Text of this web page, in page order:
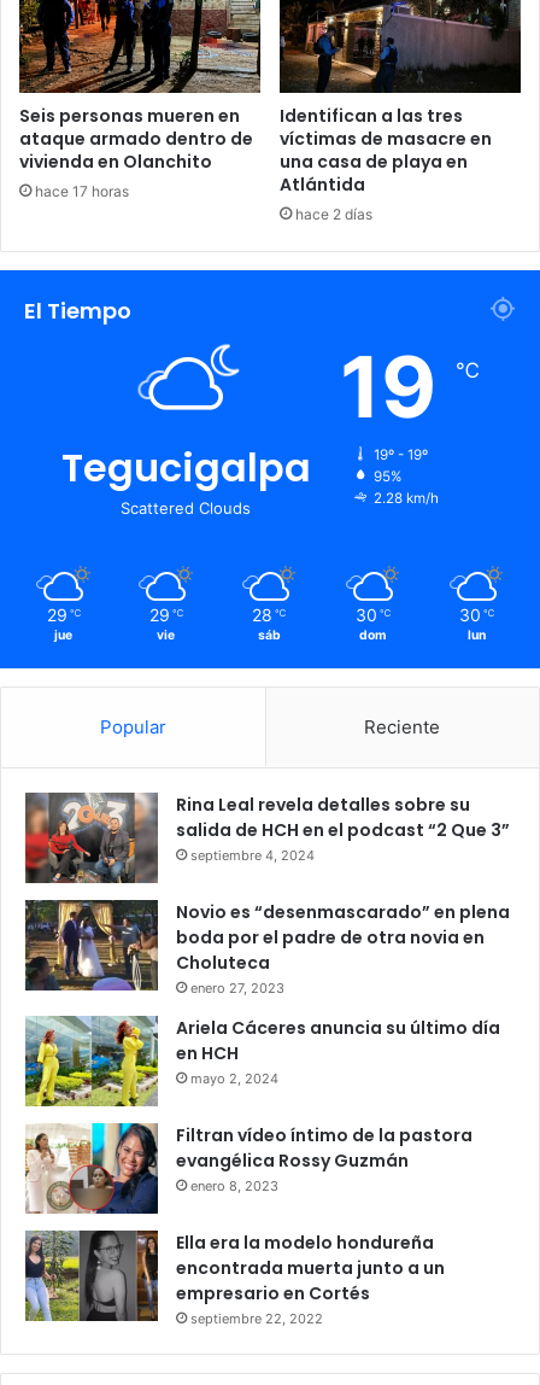
Seis personas mueren en
ataque armado dentro de
vivienda en Olanchito
hace 17 horas
Identifican a las tres
víctimas de masacre en
una casa de playa en
Atlántida
hace 2 días
El Tiempo
Tegucigalpa
Scattered Clouds
19 ℃
19º - 19º
95%
2.28 km/h
29 ℃
jue
29 ℃
vie
28 ℃
sáb
30 ℃
dom
30 ℃
lun
Popular Reciente
Rina Leal revela detalles sobre su
salida de HCH en el podcast “2 Que 3”
septiembre 4, 2024
Novio es “desenmascarado” en plena
boda por el padre de otra novia en
Choluteca
enero 27, 2023
Ariela Cáceres anuncia su último día
en HCH
mayo 2, 2024
Filtran vídeo íntimo de la pastora
evangélica Rossy Guzmán
enero 8, 2023
Ella era la modelo hondureña
encontrada muerta junto a un
empresario en Cortés
septiembre 22, 2022